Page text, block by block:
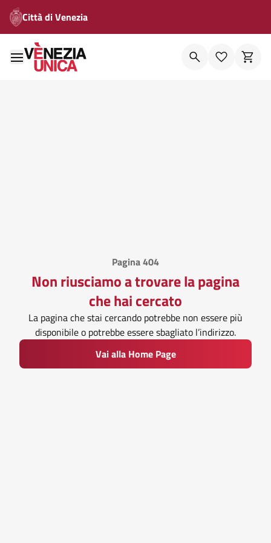
Città di Venezia
Pagina 404
Non riusciamo a trovare la pagina
che hai cercato
La pagina che stai cercando potrebbe non essere più
disponibile o potrebbe essere sbagliato l’indirizzo.
Vai alla Home Page